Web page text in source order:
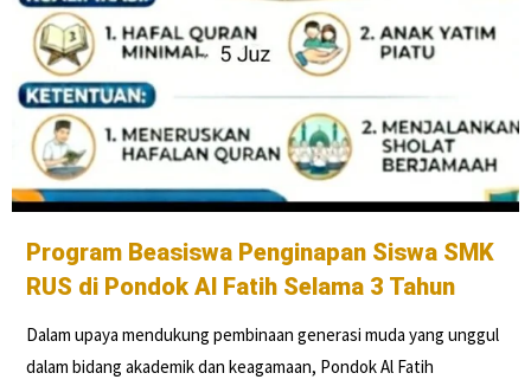
Program Beasiswa Penginapan Siswa SMK
RUS di Pondok Al Fatih Selama 3 Tahun
Dalam upaya mendukung pembinaan generasi muda yang unggul
dalam bidang akademik dan keagamaan, Pondok Al Fatih